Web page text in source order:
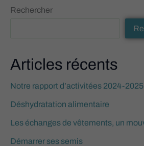
Rechercher
Articles récents
Notre rapport d’activitées 2024-
Déshydratation alimentaire
Les échanges de vêtements, un
Démarrer ses semis